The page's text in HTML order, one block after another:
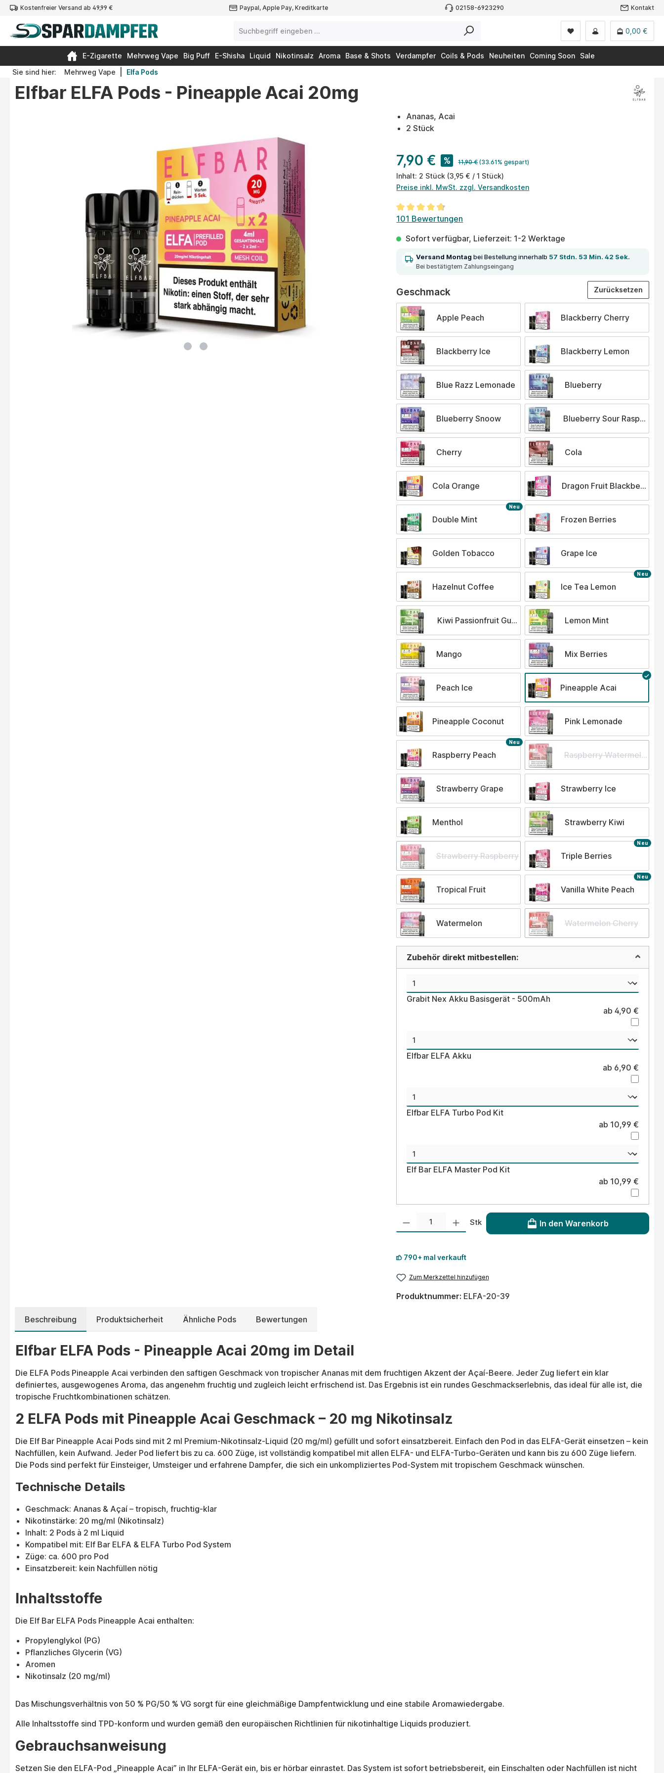
Zur Hauptnavigation springen
Kostenfreier Versand ab 49,99 € Paypal, Apple Pay, Kreditkarte 02158-6923290 Kontakt
0,00 €
E-Zigarette Mehrweg Vape Big Puff E-Shisha Liquid Nikotinsalz Aroma Base & Shots Verdampfer Coils & Pods Neuheiten Coming Soon
Sale
Sie sind hier:
Mehrweg Vape Elfa Pods
Elfbar ELFA Pods - Pineapple Acai 20mg
Ananas, Acai
2 Stück
7,90 € % 11,90 € (33.61% gespart)
Inhalt: 2 Stück (3,95 € / 1 Stück)
Preise inkl. MwSt. zzgl. Versandkosten
Durchschnittliche Bewertung von 4.7 von 5 Sternen
101 Bewertungen
Sofort verfügbar, Lieferzeit: 1-2 Werktage
Versand Montag bei Bestellung innerhalb 57 Stdn. 53 Min. 42 Sek.
Bei bestätigtem Zahlungseingang
Geschmack
Apple Peach Blackberry Cherry
Blackberry Ice Blackberry Lemon
Blue Razz Lemonade Blueberry
Blueberry Snoow Blueberry Sour Raspberry
Cherry Cola
Cola Orange Dragon Fruit Blackberry
Double Mint
Neu
Frozen Berries
Golden Tobacco Grape Ice
Hazelnut Coffee Ice Tea Lemon
Neu
Kiwi Passionfruit Guava Lemon Mint
Mango Mix Berries
Peach Ice Pineapple Acai
Pineapple Coconut Pink Lemonade
Raspberry Peach
Neu
Raspberry Watermelon
Strawberry Grape Strawberry Ice
Menthol Strawberry Kiwi
Strawberry Raspberry Triple Berries
Neu
Tropical Fruit Vanilla White Peach
Neu
Watermelon Watermelon Cherry
Zurücksetzen
Zubehör direkt mitbestellen:
Grabit Nex Akku Basisgerät - 500mAh
ab 4,90 €
Elfbar ELFA Akku
ab 6,90 €
Elfbar ELFA Turbo Pod Kit
ab 10,99 €
Elf Bar ELFA Master Pod Kit
ab 10,99 €
Produkt Anzahl: Gib den gewünschten Wert ein oder benutze die Schaltflächen um die
Stk In den Warenkorb
790+ mal verkauft
Zum Merkzettel hinzufügen
Produktnummer: ELFA-20-39
Beschreibung Produktsicherheit Ähnliche Pods Bewertungen
Elfbar ELFA Pods - Pineapple Acai 20mg im Detail
Die ELFA Pods Pineapple Acai verbinden den saftigen Geschmack von tropischer Ananas mit dem fruchtigen Akzent der Açaí-Beere. Jeder Zug liefert ein klar
definiertes, ausgewogenes Aroma, das angenehm fruchtig und zugleich leicht erfrischend ist. Das Ergebnis ist ein rundes Geschmackserlebnis, das ideal für alle ist, die
tropische Fruchtkombinationen schätzen.
2 ELFA Pods mit Pineapple Acai Geschmack – 20 mg Nikotinsalz
Die Elf Bar Pineapple Acai Pods sind mit 2 ml Premium-Nikotinsalz-Liquid (20 mg/ml) gefüllt und sofort einsatzbereit. Einfach den Pod in das ELFA-Gerät einsetzen – kein
Nachfüllen, kein Aufwand. Jeder Pod liefert bis zu ca. 600 Züge, ist vollständig kompatibel mit allen ELFA- und ELFA-Turbo-Geräten und kann bis zu 600 Züge liefern.
Die Pods sind perfekt für Einsteiger, Umsteiger und erfahrene Dampfer, die sich ein unkompliziertes Pod-System mit tropischem Geschmack wünschen.
Technische Details
Geschmack: Ananas & Açaí – tropisch, fruchtig-klar
Nikotinstärke: 20 mg/ml (Nikotinsalz)
Inhalt: 2 Pods à 2 ml Liquid
Kompatibel mit: Elf Bar ELFA & ELFA Turbo Pod System
Züge: ca. 600 pro Pod
Einsatzbereit: kein Nachfüllen nötig
Inhaltsstoffe
Die Elf Bar ELFA Pods Pineapple Acai enthalten:
Propylenglykol (PG)
Pflanzliches Glycerin (VG)
Aromen
Nikotinsalz (20 mg/ml)
Das Mischungsverhältnis von 50 % PG/50 % VG sorgt für eine gleichmäßige Dampfentwicklung und eine stabile Aromawiedergabe.
Alle Inhaltsstoffe sind TPD-konform und wurden gemäß den europäischen Richtlinien für nikotinhaltige Liquids produziert.
Gebrauchsanweisung
Setzen Sie den ELFA-Pod „Pineapple Acai” in Ihr ELFA-Gerät ein, bis er hörbar einrastet. Das System ist sofort betriebsbereit, ein Einschalten oder Nachfüllen ist nicht